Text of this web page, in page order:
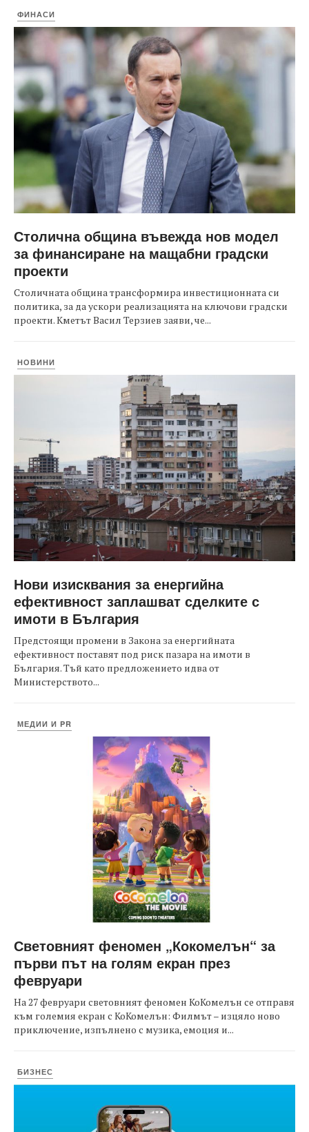
ФИНАСИ
Столична община въвежда нов модел
за финансиране на мащабни градски
проекти
Столичната община трансформира инвестиционната си
политика, за да ускори реализацията на ключови градски
проекти. Кметът Васил Терзиев заяви, че...
НОВИНИ
Нови изисквания за енергийна
ефективност заплашват сделките с
имоти в България
Предстоящи промени в Закона за енергийната
ефективност поставят под риск пазара на имоти в
България. Тъй като предложението идва от
Министерството...
МЕДИИ И PR
Световният феномен „Кокомелън“ за
първи път на голям екран през
февруари
На 27 февруари световният феномен КоКомелън се отправя
към големия екран с КоКомелън: Филмът – изцяло ново
приключение, изпълнено с музика, емоция и...
БИЗНЕС